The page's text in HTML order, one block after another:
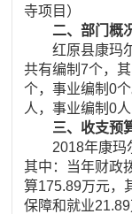
寺项目）
二、部门概
红原县康玛尔
共有编制7个，
个，事业编制0
人，事业编制0人
三、收支预
2018年康玛尔
其中：当年财政
算175.89万元，
保障和就业